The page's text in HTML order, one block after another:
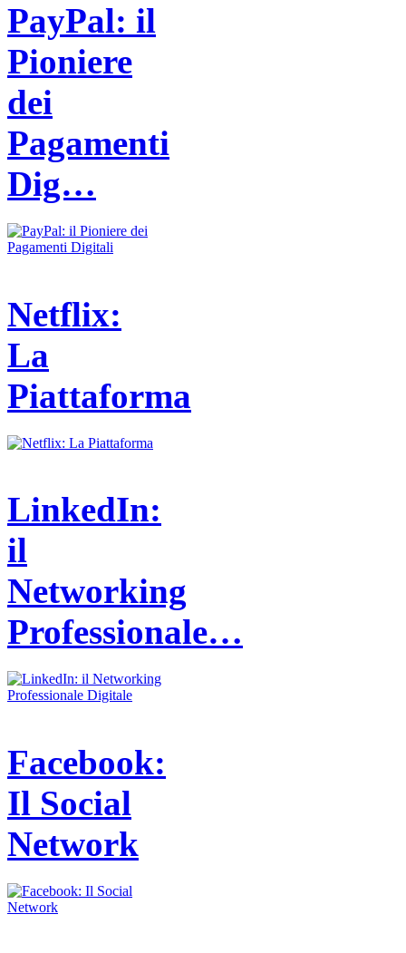
PayPal: il
Pioniere
dei
Pagamenti
Dig…
Netflix:
La
Piattaforma
LinkedIn:
il
Networking
Professionale…
Facebook:
Il Social
Network